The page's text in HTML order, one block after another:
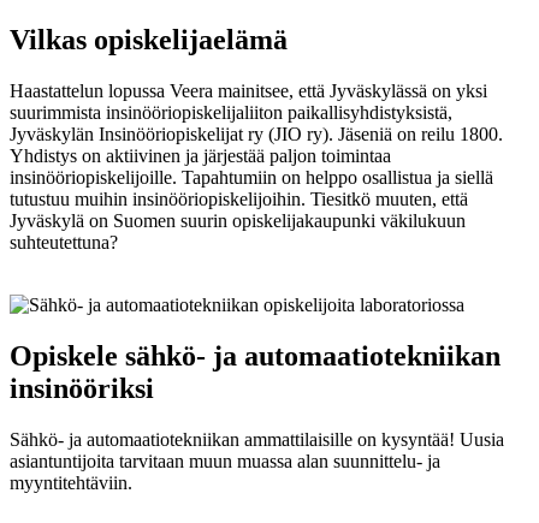
Vilkas opiskelijaelämä
Haastattelun lopussa Veera mainitsee, että Jyväskylässä on yksi
suurimmista insinööriopiskelijaliiton paikallisyhdistyksistä,
Jyväskylän Insinööriopiskelijat ry (JIO ry). Jäseniä on reilu 1800.
Yhdistys on aktiivinen ja järjestää paljon toimintaa
insinööriopiskelijoille. Tapahtumiin on helppo osallistua ja siellä
tutustuu muihin insinööriopiskelijoihin. Tiesitkö muuten, että
Jyväskylä on Suomen suurin opiskelijakaupunki väkilukuun
suhteutettuna?
Opiskele sähkö- ja automaatiotekniikan
insinööriksi
Sähkö- ja automaatiotekniikan ammattilaisille on kysyntää! Uusia
asiantuntijoita tarvitaan muun muassa alan suunnittelu- ja
myyntitehtäviin.